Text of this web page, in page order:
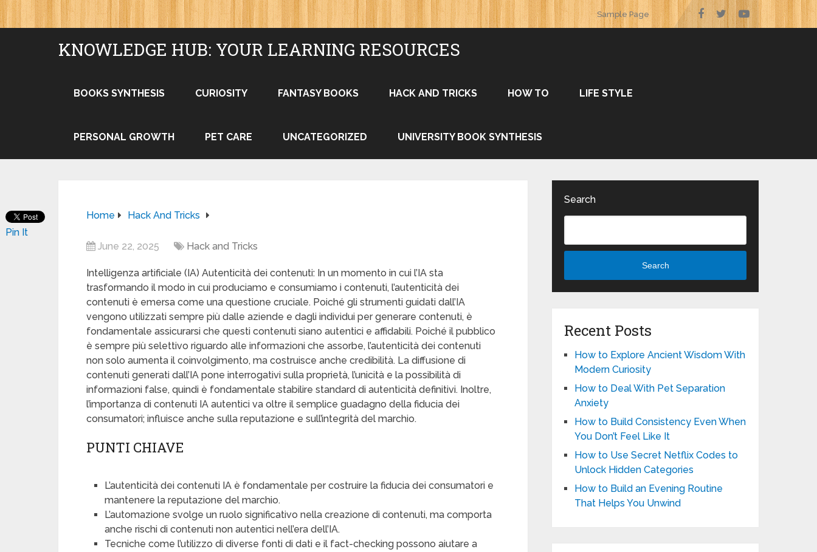
Sample Page
KNOWLEDGE HUB: YOUR LEARNING RESOURCES
BOOKS SYNTHESIS CURIOSITY FANTASY BOOKS HACK AND TRICKS HOW TO LIFE STYLE
PERSONAL GROWTH PET CARE UNCATEGORIZED UNIVERSITY BOOK SYNTHESIS
Home Hack And Tricks
June 22, 2025 Hack and Tricks
Intelligenza artificiale (IA) Autenticità dei contenuti: In un momento in cui l’IA sta
trasformando il modo in cui produciamo e consumiamo i contenuti, l’autenticità dei
contenuti è emersa come una questione cruciale. Poiché gli strumenti guidati dall’IA
vengono utilizzati sempre più dalle aziende e dagli individui per generare contenuti, è
fondamentale assicurarsi che questi contenuti siano autentici e affidabili. Poiché il pubblico
è sempre più selettivo riguardo alle informazioni che assorbe, l’autenticità dei contenuti
non solo aumenta il coinvolgimento, ma costruisce anche credibilità. La diffusione di
contenuti generati dall’IA pone interrogativi sulla proprietà, l’unicità e la possibilità di
informazioni false, quindi è fondamentale stabilire standard di autenticità definitivi. Inoltre,
l’importanza di contenuti IA autentici va oltre il semplice guadagno della fiducia dei
consumatori; influisce anche sulla reputazione e sull’integrità del marchio.
PUNTI CHIAVE
L’autenticità dei contenuti IA è fondamentale per costruire la fiducia dei consumatori e
mantenere la reputazione del marchio.
L’automazione svolge un ruolo significativo nella creazione di contenuti, ma comporta
anche rischi di contenuti non autentici nell’era dell’IA.
Tecniche come l’utilizzo di diverse fonti di dati e il fact-checking possono aiutare a
Pin It
Search
Search
Recent Posts
How to Explore Ancient Wisdom With
Modern Curiosity
How to Deal With Pet Separation
Anxiety
How to Build Consistency Even When
You Don’t Feel Like It
How to Use Secret Netflix Codes to
Unlock Hidden Categories
How to Build an Evening Routine
That Helps You Unwind